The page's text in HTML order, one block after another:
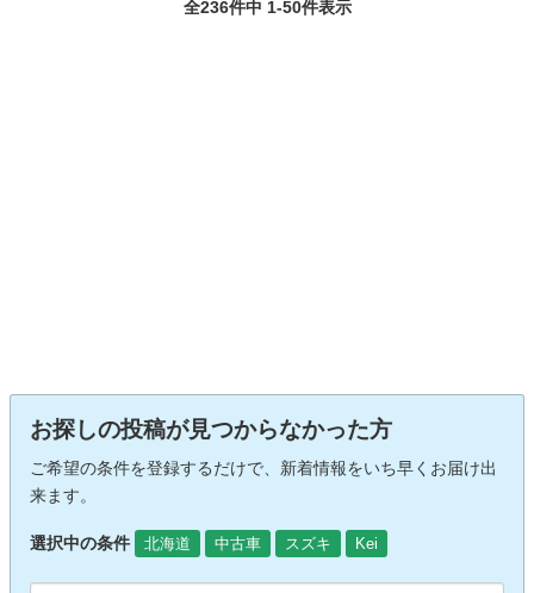
全236件中 1-50件表示
お探しの投稿が見つからなかった方
ご希望の条件を登録するだけで、新着情報をいち早くお届け出
来ます。
選択中の条件 北海道 中古車 スズキ Kei